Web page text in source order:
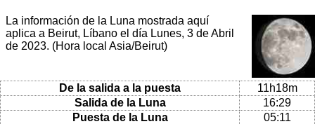
La información de la Luna mostrada aquí
aplica a Beirut, Líbano el día Lunes, 3 de Abril
de 2023. (Hora local Asia/Beirut)
De la salida a la puesta
11h18m
Salida de la Luna
16:29
Puesta de la Luna
05:11